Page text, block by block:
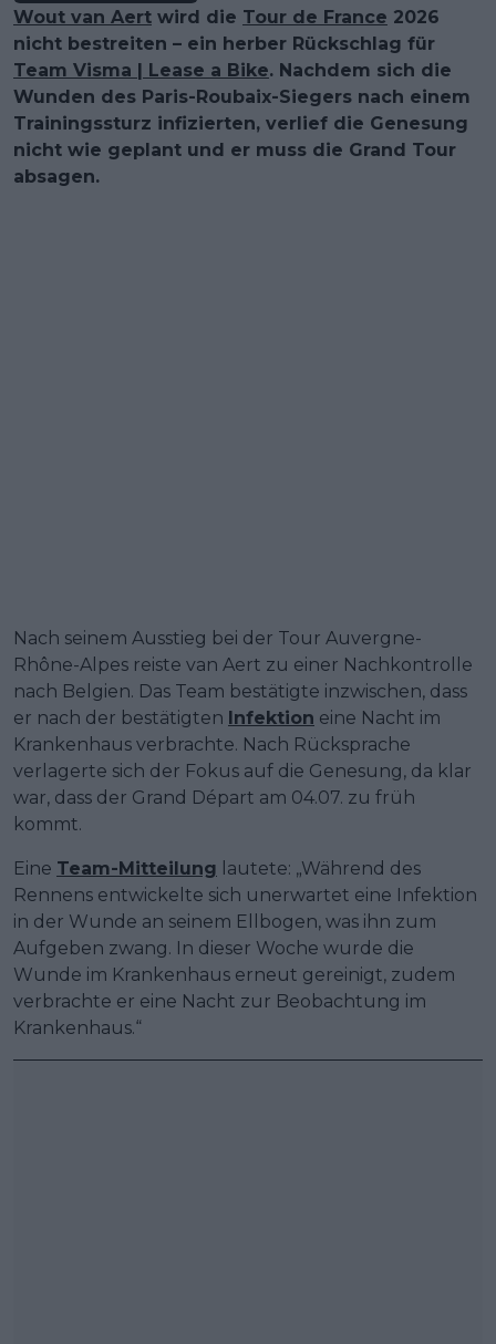
Wout van Aert wird die Tour de France 2026
nicht bestreiten – ein herber Rückschlag für
Team Visma | Lease a Bike. Nachdem sich die
Wunden des Paris-Roubaix-Siegers nach einem
Trainingssturz infizierten, verlief die Genesung
nicht wie geplant und er muss die Grand Tour
absagen.
Nach seinem Ausstieg bei der Tour Auvergne-
Rhône-Alpes reiste van Aert zu einer Nachkontrolle
nach Belgien. Das Team bestätigte inzwischen, dass
er nach der bestätigten Infektion eine Nacht im
Krankenhaus verbrachte. Nach Rücksprache
verlagerte sich der Fokus auf die Genesung, da klar
war, dass der Grand Départ am 04.07. zu früh
kommt.
Eine Team-Mitteilung lautete: „Während des
Rennens entwickelte sich unerwartet eine Infektion
in der Wunde an seinem Ellbogen, was ihn zum
Aufgeben zwang. In dieser Woche wurde die
Wunde im Krankenhaus erneut gereinigt, zudem
verbrachte er eine Nacht zur Beobachtung im
Krankenhaus.“